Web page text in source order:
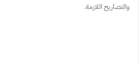
والتصاريح اللازمة.